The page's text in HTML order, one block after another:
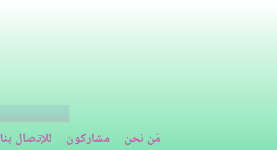
مَن نحن مشاركون للإتصال بنا